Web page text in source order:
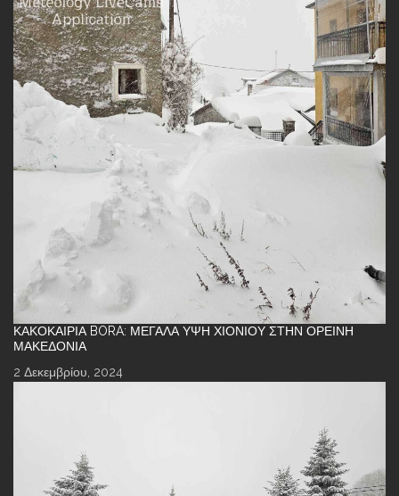
ΚΑΚΟΚΑΙΡΊΑ BORA: ΜΕΓΆΛΑ ΎΨΗ ΧΙΟΝΙΟΎ ΣΤΗΝ ΟΡΕΙΝΉ
ΜΑΚΕΔΟΝΊΑ
2 Δεκεμβρίου, 2024